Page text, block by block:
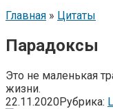
Главная » Цитаты
Парадоксы
Это не маленькая
жизни.
22.11.2020Рубрика: